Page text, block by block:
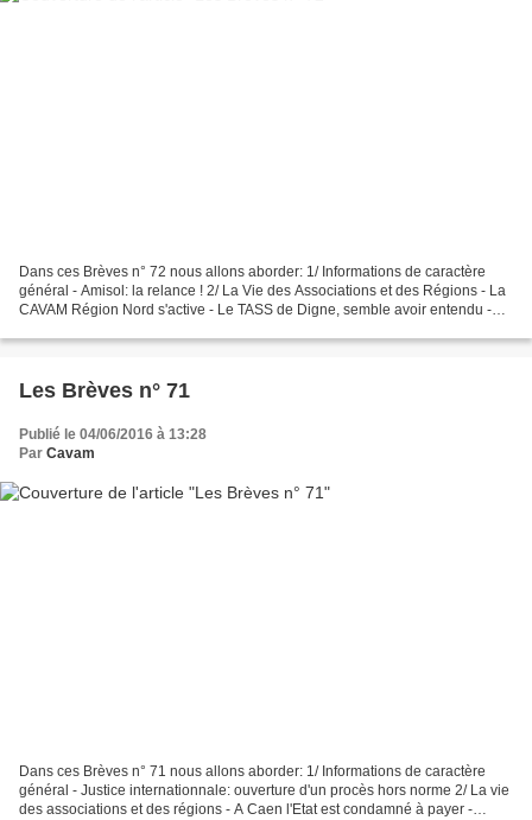
Dans ces Brèves n° 72 nous allons aborder: 1/ Informations de caractère
général - Amisol: la relance ! 2/ La Vie des Associations et des Régions - La
CAVAM Région Nord s'active - Le TASS de Digne, semble avoir entendu -
Les Brèves n° 71
Publié le 04/06/2016 à 13:28
Par Cavam
Dans ces Brèves n° 71 nous allons aborder: 1/ Informations de caractère
général - Justice internationnale: ouverture d'un procès hors norme 2/ La vie
des associations et des régions - A Caen l'Etat est condamné à payer -